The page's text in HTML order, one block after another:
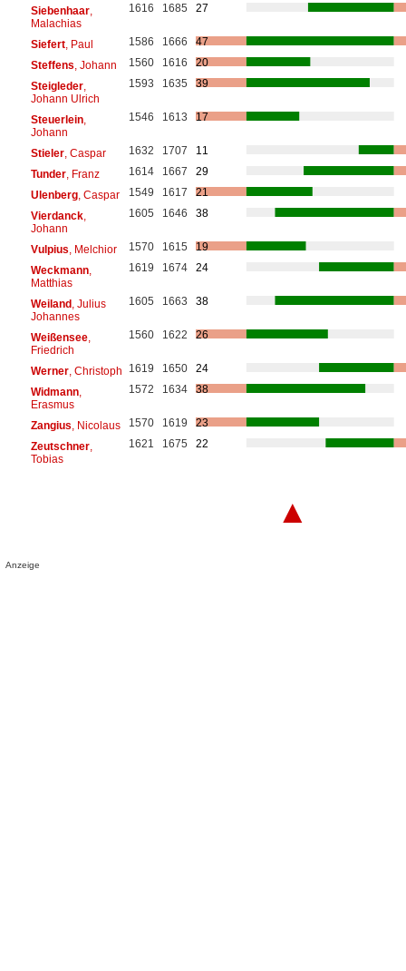
Siebenhaar,
Malachias
1616 1685 27
Siefert, Paul 1586 1666
47
Steffens , Johann 1560 1616
20
Steigleder,
Johann Ulrich
1593 1635 39
Steuerlein,
Johann
1546 1613 17
Stieler, Caspar 1632 1707
11
Tunder, Franz 1614 1667
29
Ulenberg, Caspar 1549 1617
21
Vierdanck,
Johann
1605 1646 38
Vulpius , Melchior 1570 1615
19
Weckmann,
Matthias
1619 1674 24
Weiland, Julius
Johannes
1605 1663 38
Weißensee,
Friedrich
1560 1622 26
Werner, Christoph 1619 1650
24
Widmann,
Erasmus
1572 1634 38
Zangius , Nicolaus 1570 1619
23
Zeutschner,
Tobias
1621 1675 22
▲
Anzeige